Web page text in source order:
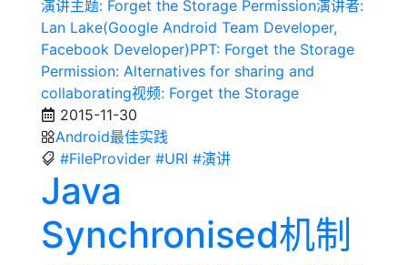
演讲主题: Forget the Storage Permission演讲者:
Lan Lake(Google Android Team Developer,
Facebook Developer)PPT: Forget the Storage
Permission: Alternatives for sharing and
collaborating视频: Forget the Storage
2015-11-30
Android最佳实践
#FileProvider #URI #演讲
Java
Synchronised机制